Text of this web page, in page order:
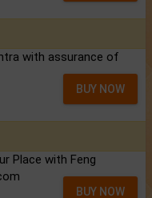
with assurance of
BUY NOW
Place with Feng
BUY NOW